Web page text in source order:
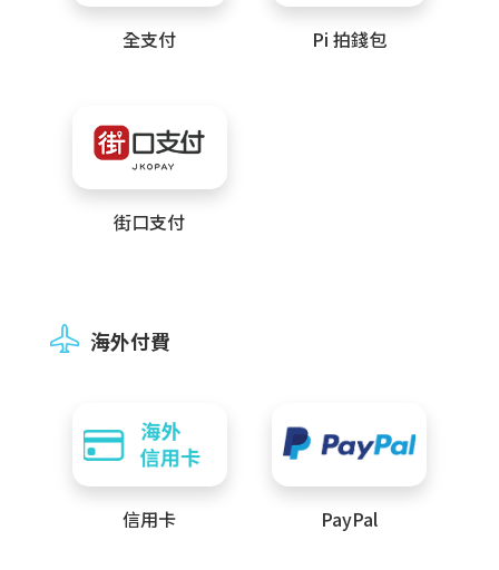
全支付 Pi 拍錢包
街口支付
海外付費
信用卡 PayPal